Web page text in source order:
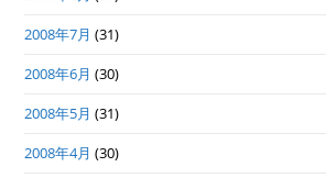
2008年7月 (31)
2008年6月 (30)
2008年5月 (31)
2008年4月 (30)